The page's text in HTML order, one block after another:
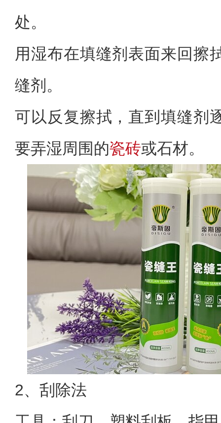
处。
用湿布在填缝剂表面来回擦
缝剂。
可以反复擦拭，直到填缝剂
要弄湿周围的瓷砖或石材。
2、刮除法